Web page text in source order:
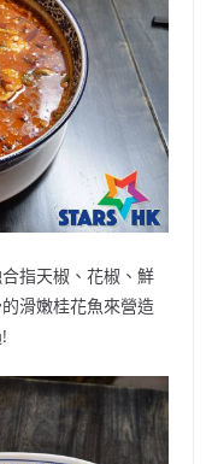
指天椒、花椒、鮮
滑嫩桂花魚來營造